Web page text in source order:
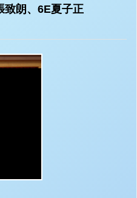
致朗、6E夏子正